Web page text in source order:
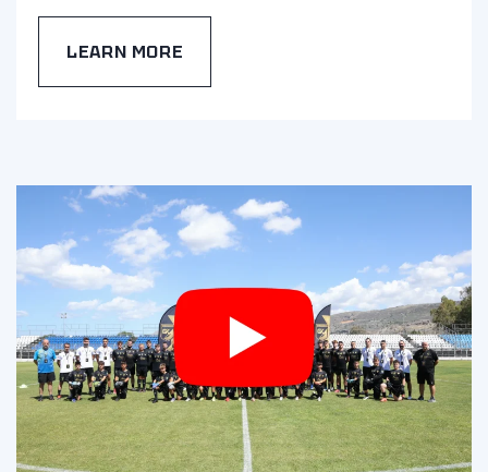
LEARN MORE